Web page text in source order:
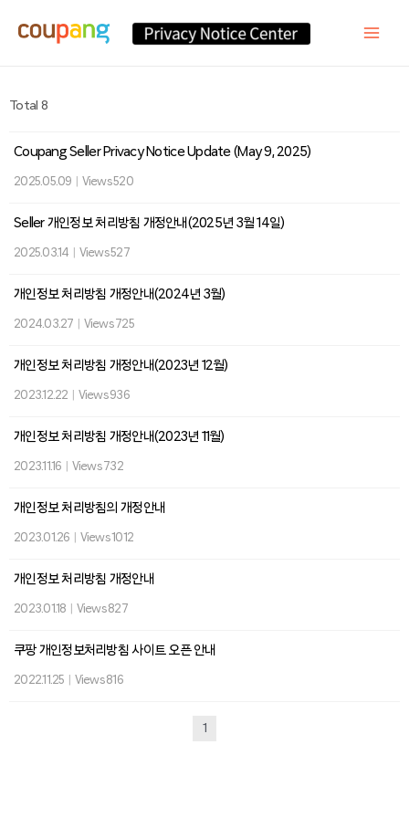
Total 8
Coupang Seller Privacy Notice Update (May 9, 2025)
2025.05.09 Views 520
Seller 개인정보 처리방침 개정안내(2025년 3월 14일)
2025.03.14 Views 527
개인정보 처리방침 개정안내(2024년 3월)
2024.03.27 Views 725
개인정보 처리방침 개정안내(2023년 12월)
2023.12.22 Views 936
개인정보 처리방침 개정안내(2023년 11월)
2023.11.16 Views 732
개인정보 처리방침의 개정안내
2023.01.26 Views 1012
개인정보 처리방침 개정안내
2023.01.18 Views 827
쿠팡 개인정보처리방침 사이트 오픈 안내
2022.11.25 Views 816
1